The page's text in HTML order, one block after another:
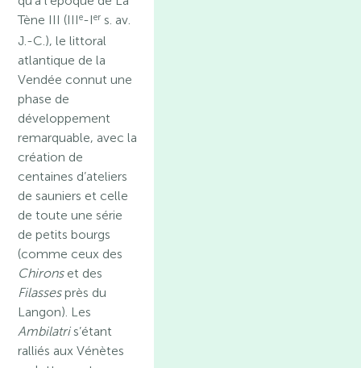
Tène III (IIIe-Ier s. av.
J.-C.), le littoral
atlantique de la
Vendée connut une
phase de
développement
remarquable, avec la
création de
centaines d’ateliers
de sauniers et celle
de toute une série
de petits bourgs
(comme ceux des
Chironset des
Filassesprès du
Langon). Les
Ambilatris’étant
ralliés aux Vénètes